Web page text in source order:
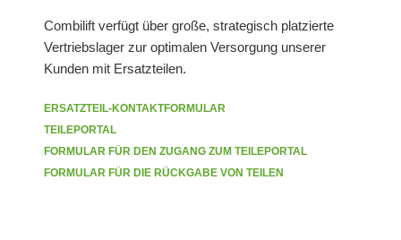
Combilift verfügt über große, strategisch platzierte
Vertriebslager zur optimalen Versorgung unserer
Kunden mit Ersatzteilen.
ERSATZTEIL-KONTAKTFORMULAR
TEILEPORTAL
FORMULAR FÜR DEN ZUGANG ZUM TEILEPORTAL
FORMULAR FÜR DIE RÜCKGABE VON TEILEN